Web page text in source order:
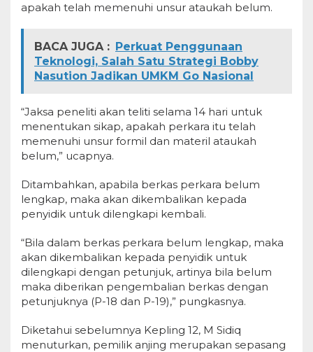
apakah telah memenuhi unsur ataukah belum.
BACA JUGA : Perkuat Penggunaan
Teknologi, Salah Satu Strategi Bobby
Nasution Jadikan UMKM Go Nasional
“Jaksa peneliti akan teliti selama 14 hari untuk
menentukan sikap, apakah perkara itu telah
memenuhi unsur formil dan materil ataukah
belum,” ucapnya.
Ditambahkan, apabila berkas perkara belum
lengkap, maka akan dikembalikan kepada
penyidik untuk dilengkapi kembali.
“Bila dalam berkas perkara belum lengkap, maka
akan dikembalikan kepada penyidik untuk
dilengkapi dengan petunjuk, artinya bila belum
maka diberikan pengembalian berkas dengan
petunjuknya (P-18 dan P-19),” pungkasnya.
Diketahui sebelumnya Kepling 12, M Sidiq
menuturkan, pemilik anjing merupakan sepasang